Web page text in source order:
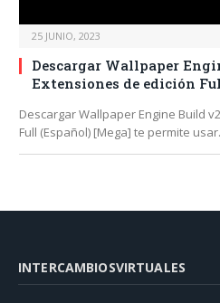
25 JUNIO, 2023
Descargar Wallpaper
Extensiones de edición
Descargar Wallpaper Engine Build
Full (Español) [Mega] te permite
INTERCAMBIOSVIRTUALES